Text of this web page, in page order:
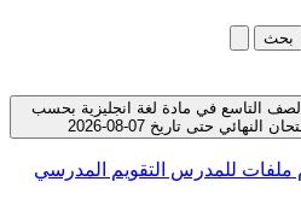
بحث
التاسع في مادة لغة انجليزية بحسب
حتى تاريخ 07-08-2026
ملفات للمدرس التقويم المدرسي